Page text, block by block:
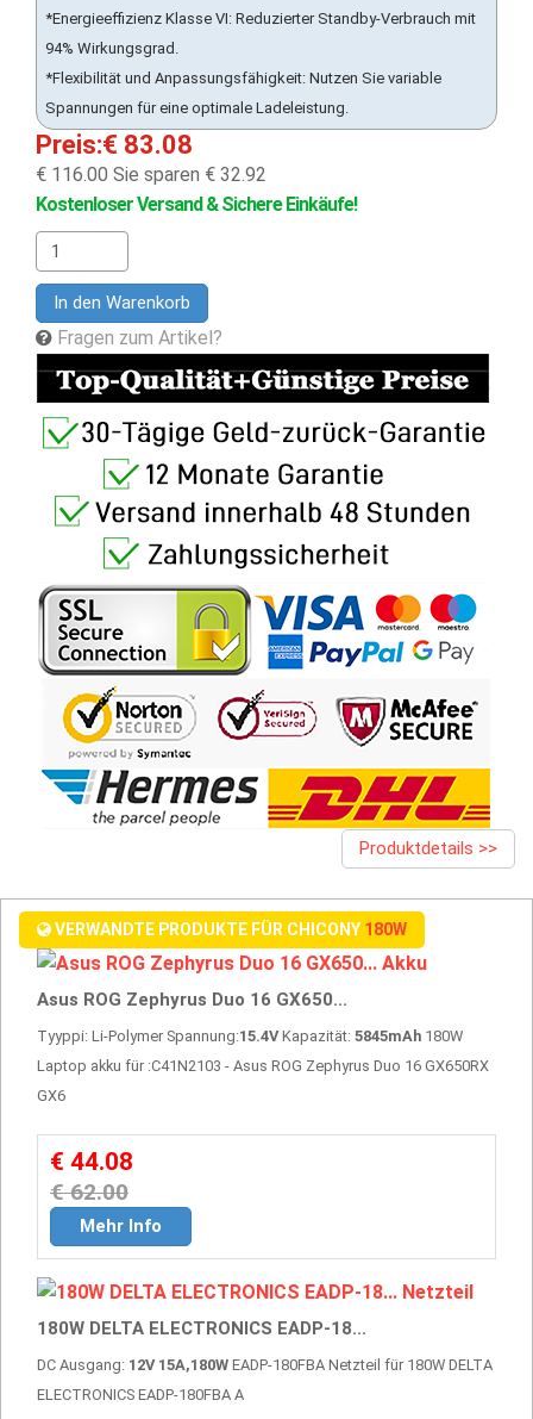
*Energieeffizienz Klasse VI: Reduzierter Standby-Verbrauch mit
94% Wirkungsgrad.
*Flexibilität und Anpassungsfähigkeit: Nutzen Sie variable
Spannungen für eine optimale Ladeleistung.
Preis:€ 83.08
€ 116.00 Sie sparen € 32.92
Kostenloser Versand & Sichere Einkäufe!
In den Warenkorb
Fragen zum Artikel?
Produktdetails >>
VERWANDTE PRODUKTE FÜR CHICONY 180W
Asus ROG Zephyrus Duo 16 GX650...
Tyyppi: Li-Polymer Spannung:15.4V Kapazität: 5845mAh 180W
Laptop akku für :C41N2103 - Asus ROG Zephyrus Duo 16 GX650RX
GX6
€ 44.08
€ 62.00
Mehr Info
180W DELTA ELECTRONICS EADP-18...
DC Ausgang: 12V 15A,180W EADP-180FBA Netzteil für 180W DELTA
ELECTRONICS EADP-180FBA A